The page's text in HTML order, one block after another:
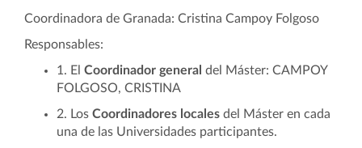
Coordinadora de Granada: Cristina Campoy Folgoso
Responsables:
1. El Coordinador general del Máster: CAMPOY
FOLGOSO, CRISTINA
2. Los Coordinadores locales del Máster en cada
una de las Universidades participantes.